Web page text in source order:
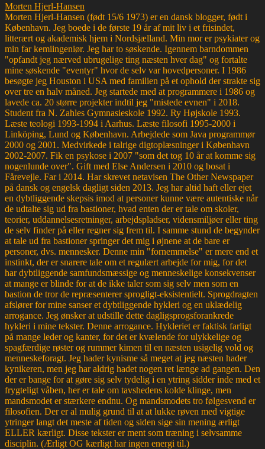
Morten Hjerl-Hansen
Morten Hjerl-Hansen (født 15/6 1973) er en dansk blogger, født i
København. Jeg boede i de første 19 år af mit liv i et frisindet,
litterært og akademisk hjem i Nordsjælland. Min mor er psykiater og
min far kemiingeniør. Jeg har to søskende. Igennem barndommen
"opfandt jeg nærved ubrugelige ting næsten hver dag" og fortalte
mine søskende "eventyr" hvor de selv var hovedpersoner. I 1986
besøgte jeg Houston i USA med familien på et ophold der strakte sig
over tre en halv måned. Jeg startede med at programmere i 1986 og
lavede ca. 20 større projekter indtil jeg "mistede evnen" i 2018.
Student fra N. Zahles Gymnasieskole 1992. Ry Højskole 1993.
Læste teologi 1993-1994 i Aarhus. Læste filosofi 1995-2000 i
Linköping, Lund og København. Arbejdede som Java programmør
2000 og 2001. Medvirkede i talrige digtoplæsninger i København
2002-2007. Fik en psykose i 2007 "som det tog 10 år at komme sig
nogenlunde over". Gift med Else Andersen i 2010 og bosat i
Fårevejle. Far i 2014. Har skrevet netavisen The Other Newspaper
på dansk og engelsk dagligt siden 2013. Jeg har altid haft eller ejet
en dybtliggende skepsis imod at personer kunne være autentiske når
de udtalte sig ud fra bastioner, hvad enten der er tale om skoler,
teorier, uddannelsesretninger, arbejdspladser, vidensmiljøer eller ting
de selv finder på eller regner sig frem til. I samme stund de begynder
at tale ud fra bastioner springer det mig i øjnene at de bare er
personer, dvs. mennesker. Denne min "fornemmelse" er mere end et
instinkt, der er snarere tale om et regulært arbejde for mig, for det
har dybtliggende samfundsmæssige og menneskelige konsekvenser
at mange er blinde for at de ikke taler som sig selv men som en
bastion de tror de repræsenterer sprogligt-eksistentielt. Sprogdragten
afslører for mine sanser et dybtliggende hykleri og en uklædelig
arrogance. Jeg ønsker at udstille dette dagligsprogsforankrede
hykleri i mine tekster. Denne arrogance. Hykleriet er faktisk farligt
på mange leder og kanter, for det er kvælende for ulykkelige og
spagfærdige røster og rummer kimen til en næsten usigelig vold og
menneskeforagt. Jeg hader kynisme så meget at jeg næsten hader
kynikeren, men jeg har aldrig hadet nogen ret længe ad gangen. Den
der er bange for at gøre sig selv tydelig i en ytring sidder inde med et
frygteligt våben, her er tale om tavshedens kolde klinge, men
mandsmodet er stærkere endnu. Og mandsmodets tro følgesvend er
filosofien. Der er al mulig grund til at at lukke røven med vigtige
ytringer langt det meste af tiden og siden sige sin mening ærligt
ELLER kærligt. Disse tekster er ment som træning i selvsamme
disciplin. (Ærligt OG kærligt har ingen energi til.)